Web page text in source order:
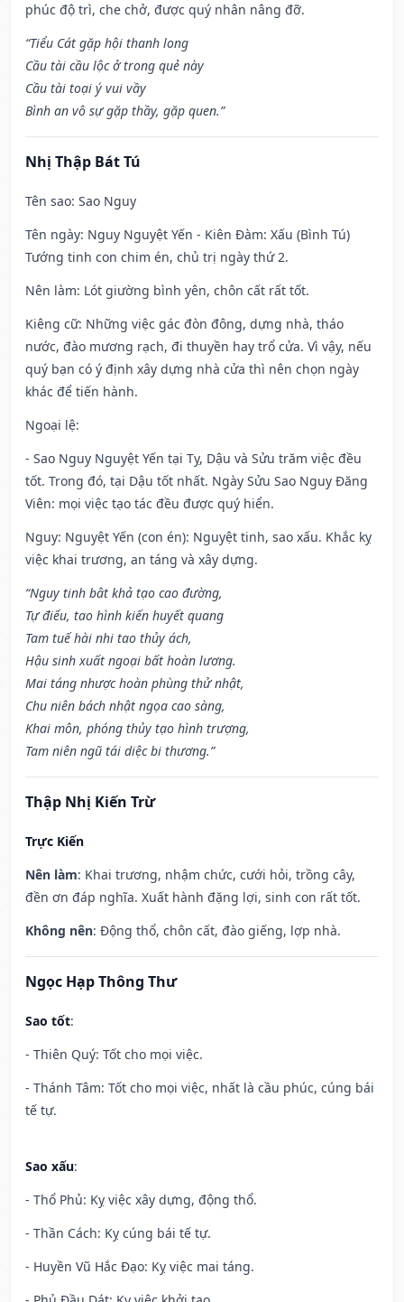
phúc độ trì, che chở, được quý nhân nâng đỡ.
“Tiểu Cát gặp hội thanh long
Cầu tài cầu lộc ở trong quẻ này
Cầu tài toại ý vui vầy
Bình an vô sự gặp thầy, gặp quen.”
Nhị Thập Bát Tú
Tên sao: Sao Nguy
Tên ngày: Nguy Nguyệt Yến - Kiên Đàm: Xấu (Bình Tú)
Tướng tinh con chim én, chủ trị ngày thứ 2.
Nên làm: Lót giường bình yên, chôn cất rất tốt.
Kiêng cữ: Những việc gác đòn đông, dựng nhà, tháo
nước, đào mương rạch, đi thuyền hay trổ cửa. Vì vậy, nếu
quý bạn có ý định xây dựng nhà cửa thì nên chọn ngày
khác để tiến hành.
Ngoại lệ:
- Sao Nguy Nguyệt Yến tại Tỵ, Dậu và Sửu trăm việc đều
tốt. Trong đó, tại Dậu tốt nhất. Ngày Sửu Sao Nguy Đăng
Viên: mọi việc tạo tác đều được quý hiển.
Nguy: Nguyệt Yến (con én): Nguyệt tinh, sao xấu. Khắc kỵ
việc khai trương, an táng và xây dựng.
“Nguy tinh bât khả tạo cao đường,
Tự điếu, tao hình kiến huyết quang
Tam tuế hài nhi tao thủy ách,
Hậu sinh xuất ngoại bất hoàn lương.
Mai táng nhược hoàn phùng thử nhật,
Chu niên bách nhật ngọa cao sàng,
Khai môn, phóng thủy tạo hình trượng,
Tam niên ngũ tái diệc bi thương.”
Thập Nhị Kiến Trừ
Trực Kiến
Nên làm: Khai trương, nhậm chức, cưới hỏi, trồng cây,
đền ơn đáp nghĩa. Xuất hành đặng lợi, sinh con rất tốt.
Không nên: Động thổ, chôn cất, đào giếng, lợp nhà.
Ngọc Hạp Thông Thư
Sao tốt:
- Thiên Quý: Tốt cho mọi việc.
- Thánh Tâm: Tốt cho mọi việc, nhất là cầu phúc, cúng bái
tế tự.
Sao xấu:
- Thổ Phủ: Kỵ việc xây dựng, động thổ.
- Thần Cách: Kỵ cúng bái tế tự.
- Huyền Vũ Hắc Đạo: Kỵ việc mai táng.